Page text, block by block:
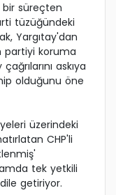
bir süreçten
tüzüğündeki
Yargıtay'dan
partiyi koruma
askıya
olduğunu öne
üzerindeki
CHP'li
tek yetkili
getiriyor.